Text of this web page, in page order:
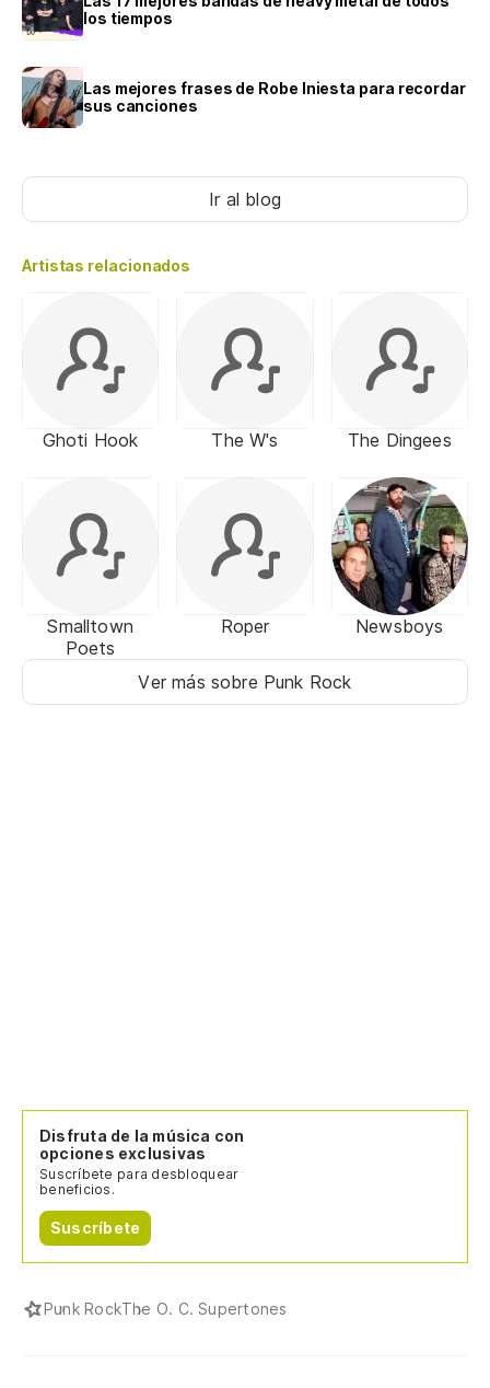
los tiempos
Las mejores frases de Robe Iniesta para recordar
sus canciones
Ir al blog
Artistas relacionados
Ghoti Hook The W's The Dingees
Smalltown
Poets
Roper Newsboys
Ver más sobre Punk Rock
Disfruta de la música con
opciones exclusivas
Suscríbete para desbloquear
beneficios.
Suscríbete
Punk RockThe O. C. Supertones